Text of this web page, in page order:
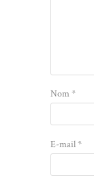
Nom*
E-mail*